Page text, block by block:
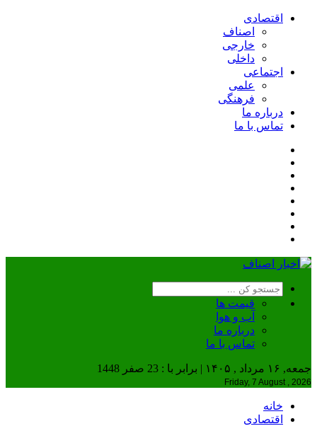
اقتصادی
اصناف
خارجی
داخلی
اجتماعی
علمی
فرهنگی
درباره ما
تماس با ما
قیمت ها
آب و هوا
درباره ما
تماس با ما
جمعه, ۱۶ مرداد , ۱۴۰۵ | برابر با : 23 صفر 1448
Friday, 7 August , 2026
خانه
اقتصادی